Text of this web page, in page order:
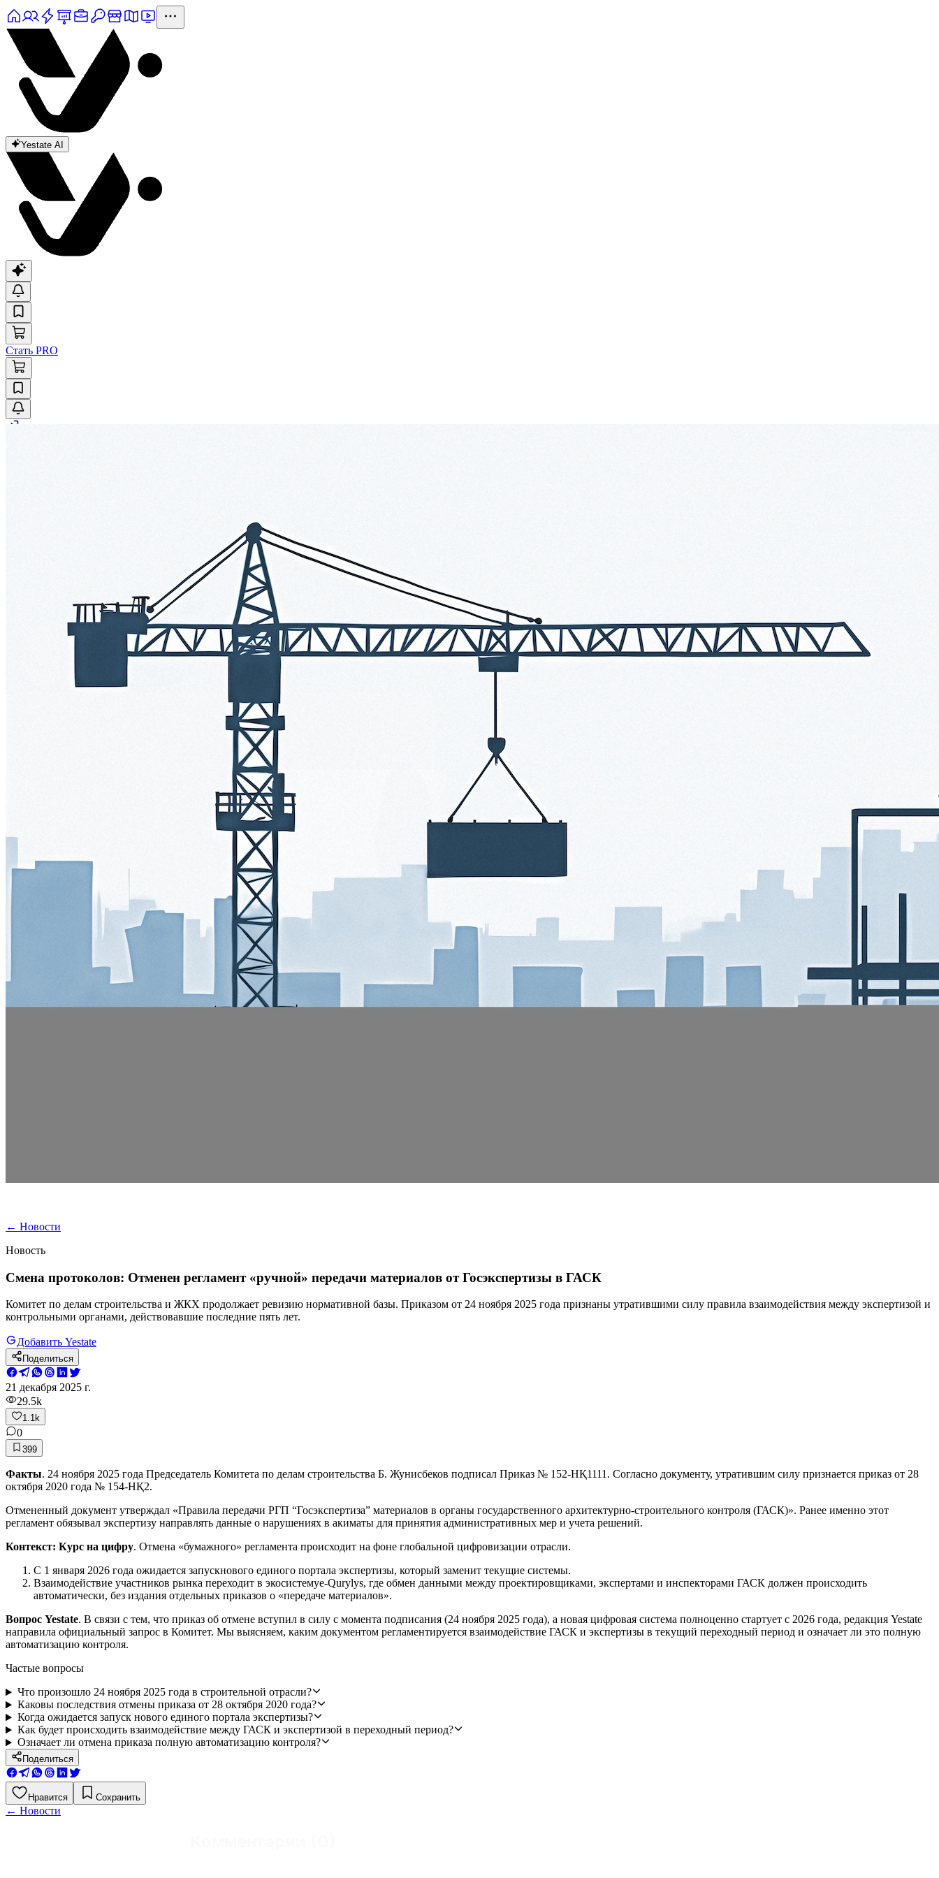
Yestate AI
Стать PRO
← Новости
Новость
Смена протоколов: Отменен регламент «ручной» передачи материалов от Госэкспертизы в ГАСК
Комитет по делам строительства и ЖКХ продолжает ревизию нормативной базы. Приказом от 24 ноября 2025 года признаны утратившими силу правила взаимодействия между экспертизой и
контрольными органами, действовавшие последние пять лет.
Добавить Yestate
Поделиться
21 декабря 2025 г.
29.5k
1.1k
0
399
Факты. 24 ноября 2025 года Председатель Комитета по делам строительства Б. Жунисбеков подписал Приказ № 152-НҚ1111. Согласно документу, утратившим силу признается приказ от 28
октября 2020 года № 154-НҚ2.
Отмененный документ утверждал «Правила передачи РГП “Госэкспертиза” материалов в органы государственного архитектурно-строительного контроля (ГАСК)». Ранее именно этот
регламент обязывал экспертизу направлять данные о нарушениях в акиматы для принятия административных мер и учета решений.
Контекст: Курс на цифру. Отмена «бумажного» регламента происходит на фоне глобальной цифровизации отрасли.
С 1 января 2026 года ожидается запускнового единого портала экспертизы, который заменит текущие системы.
Взаимодействие участников рынка переходит в экосистемуe-Qurylys, где обмен данными между проектировщиками, экспертами и инспекторами ГАСК должен происходить
автоматически, без издания отдельных приказов о «передаче материалов».
Вопрос Yestate. В связи с тем, что приказ об отмене вступил в силу с момента подписания (24 ноября 2025 года), а новая цифровая система полноценно стартует с 2026 года, редакция Yestate
направила официальный запрос в Комитет. Мы выясняем, каким документом регламентируется взаимодействие ГАСК и экспертизы в текущий переходный период и означает ли это полную
автоматизацию контроля.
Частые вопросы
Что произошло 24 ноября 2025 года в строительной отрасли?
Каковы последствия отмены приказа от 28 октября 2020 года?
Когда ожидается запуск нового единого портала экспертизы?
Как будет происходить взаимодействие между ГАСК и экспертизой в переходный период?
Означает ли отмена приказа полную автоматизацию контроля?
Поделиться
Нравится Сохранить
← Новости